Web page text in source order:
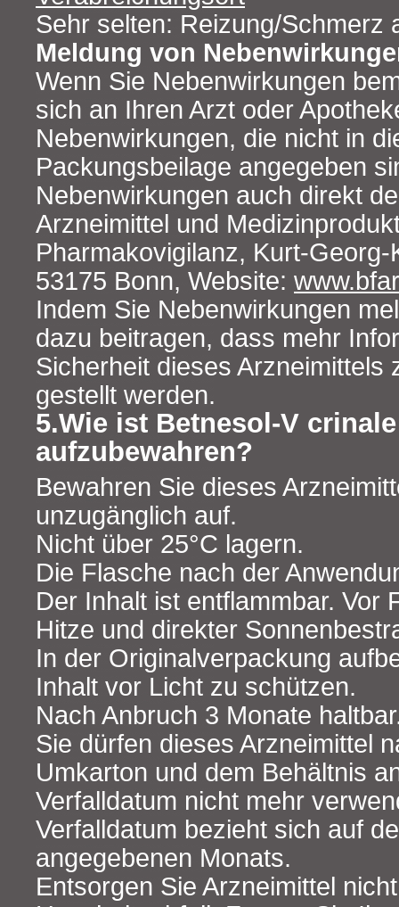
Sehr selten: Reizung/Schmerz
Meldung von
Wenn Sie Nebenwirkungen
sich an Ihren Arzt oder
Nebenwirkungen, die nicht in
Packungsbeilage angegeben
Nebenwirkungen auch direkt
Arzneimittel und
Pharmakovigilanz, Kurt-
53175 Bonn, Website:
Indem Sie Nebenwirkungen
dazu beitragen, dass mehr
Sicherheit dieses Arzneimittels
gestellt werden.
5.Wie ist Betnesol-V
aufzubewahren?
Bewahren Sie dieses
unzugänglich auf.
Nicht über 25°C lagern.
Die Flasche nach der
Der Inhalt ist entflammbar. Vor
Hitze und direkter
In der Originalverpackung
Inhalt vor Licht zu schützen.
Nach Anbruch 3 Monate
Sie dürfen dieses Arzneimittel
Umkarton und dem Behältnis
Verfalldatum nicht mehr
Verfalldatum bezieht sich auf
angegebenen Monats.
Entsorgen Sie Arzneimittel